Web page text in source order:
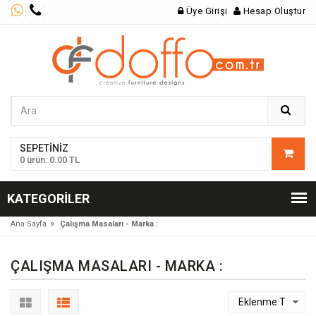
Üye Girişi Hesap Oluştur
SEPETINIZ
0 ürün: 0.00 TL
KATEGORILER
Ana Sayfa » Çalışma Masaları - Marka :
ÇALIŞMA MASALARI - MARKA :